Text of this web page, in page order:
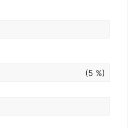
(5 %)